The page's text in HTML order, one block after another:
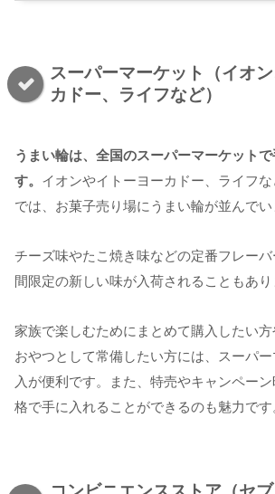
スーパーマーケット（イオ
カドー、ライフなど）
うまい輪は、全国のスーパーマーケット
す。 イオンやイトーヨーカドー、ライフ
では、お菓子売り場にうまい輪が並んでい
チーズ味やたこ焼き味などの定番フレー
間限定の新しい味が入荷されることもあり
家族で楽しむためにまとめて購入したい
おやつとして常備したい方には、スーパ
入が便利です。また、特売やキャンペー
格で手に入れることができるのも魅力です